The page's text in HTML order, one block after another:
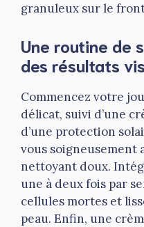
granuleux sur le
Une routine de
des résultats
Commencez votre
délicat, suivi d’une
d’une protection
vous soigneusement
nettoyant doux.
une à deux fois par
cellules mortes et
peau. Enfin, une